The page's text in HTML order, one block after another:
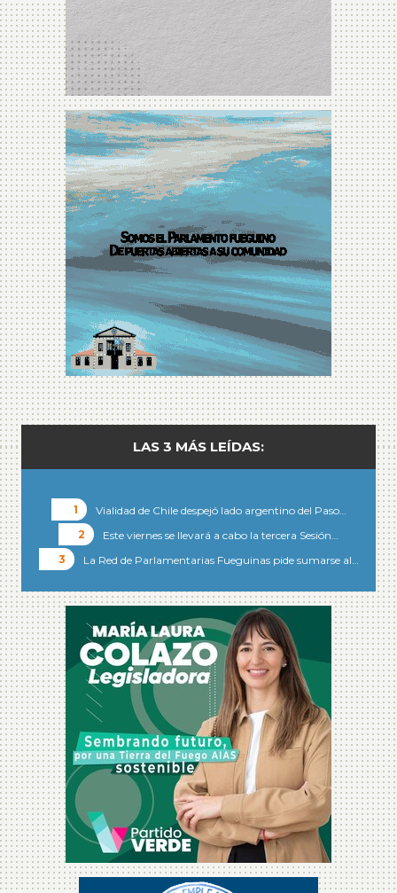
LAS 3 MÁS LEÍDAS:
Vialidad de Chile despejó lado argentino del Paso…
Este viernes se llevará a cabo la tercera Sesión…
La Red de Parlamentarias Fueguinas pide sumarse al…